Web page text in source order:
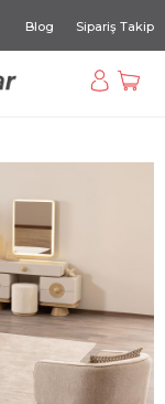
Blog Sipariş Takip